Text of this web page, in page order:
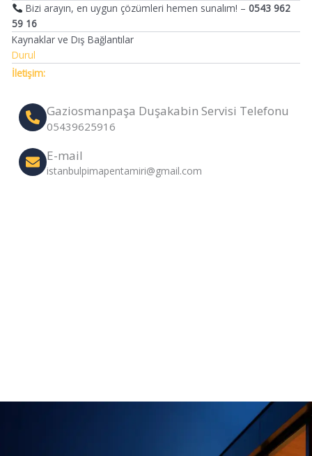
Bizi arayın, en uygun çözümleri hemen sunalım! – 0543 962
59 16
Kaynaklar ve Dış Bağlantılar
Durul
İletişim:
Gaziosmanpaşa Duşakabin Servisi Telefonu
05439625916
E-mail
istanbulpimapentamiri@gmail.com